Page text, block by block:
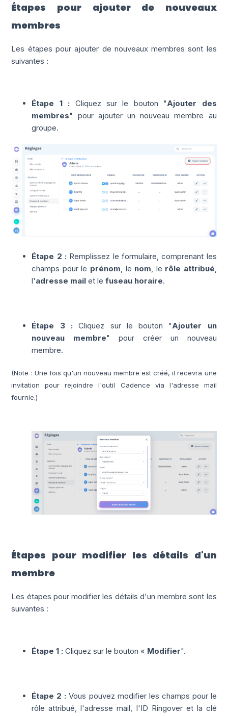
Étapes pour ajouter de nouveaux
membres
Les étapes pour ajouter de nouveaux membres sont les
suivantes :
Étape 1 : Cliquez sur le bouton "Ajouter des
membres" pour ajouter un nouveau membre au
groupe.
Étape 2 : Remplissez le formulaire, comprenant les
champs pour le prénom, le nom, le rôle attribué,
l'adresse mail et le fuseau horaire.
Étape 3 : Cliquez sur le bouton "Ajouter un
nouveau membre" pour créer un nouveau
membre.
(Note : Une fois qu'un nouveau membre est créé, il recevra une
invitation pour rejoindre l'outil Cadence via l'adresse mail
fournie.)
Étapes pour modifier les détails d'un
membre
Les étapes pour modifier les détails d'un membre sont les
suivantes :
Étape 1 : Cliquez sur le bouton « Modifier".
Étape 2 : Vous pouvez modifier les champs pour le
rôle attribué, l'adresse mail, l'ID Ringover et la clé